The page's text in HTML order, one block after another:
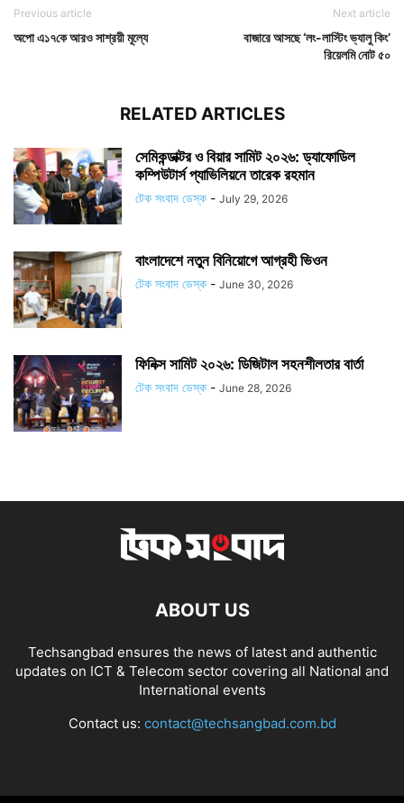
Previous article
অপো এ১৭কে আরও সাশ্রয়ী মূল্যে
Next article
বাজারে আসছে ‘লং-লাস্টিং ভ্যালু কিং’
রিয়েলমি নোট ৫০
RELATED ARTICLES
সেমিকন্ডাক্টর ও বিয়ার সামিট ২০২৬: ড্যাফোডিল
কম্পিউটার্স প্যাভিলিয়নে তারেক রহমান
টেক সংবাদ ডেস্ক - July 29, 2026
বাংলাদেশে নতুন বিনিয়োগে আগ্রহী ভিওন
টেক সংবাদ ডেস্ক - June 30, 2026
ফিনিক্স সামিট ২০২৬: ডিজিটাল সহনশীলতার বার্তা
টেক সংবাদ ডেস্ক - June 28, 2026
ABOUT US
Techsangbad ensures the news of latest and authentic
updates on ICT & Telecom sector covering all National and
International events
Contact us: contact@techsangbad.com.bd